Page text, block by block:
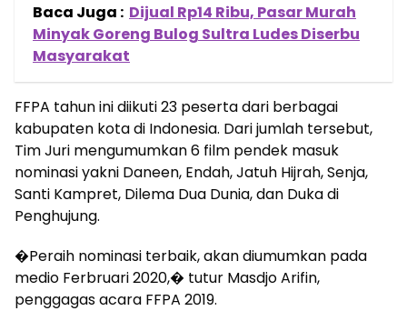
Baca Juga : Dijual Rp14 Ribu, Pasar Murah
Minyak Goreng Bulog Sultra Ludes Diserbu
Masyarakat
FFPA tahun ini diikuti 23 peserta dari berbagai
kabupaten kota di Indonesia. Dari jumlah tersebut,
Tim Juri mengumumkan 6 film pendek masuk
nominasi yakni Daneen, Endah, Jatuh Hijrah, Senja,
Santi Kampret, Dilema Dua Dunia, dan Duka di
Penghujung.
�Peraih nominasi terbaik, akan diumumkan pada
medio Ferbruari 2020,� tutur Masdjo Arifin,
penggagas acara FFPA 2019.